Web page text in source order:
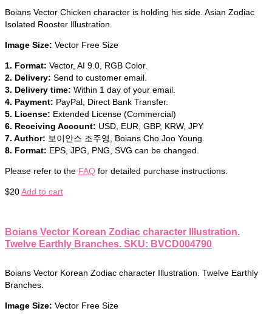
Boians Vector Chicken character is holding his side. Asian Zodiac
Isolated Rooster Illustration.
Image Size: Vector Free Size
1. Format: Vector, AI 9.0, RGB Color.
2. Delivery: Send to customer email.
3. Delivery time: Within 1 day of your email.
4. Payment: PayPal, Direct Bank Transfer.
5. License: Extended License (Commercial)
6. Receiving Account: USD, EUR, GBP, KRW, JPY
7. Author: 보이안스 조주영, Boians Cho Joo Young.
8. Format: EPS, JPG, PNG, SVG can be changed.
Please refer to the FAQ for detailed purchase instructions.
$20Add to cart
Boians Vector Korean Zodiac character Illustration.
Twelve Earthly Branches. SKU: BVCD004790
Boians Vector Korean Zodiac character Illustration. Twelve Earthly
Branches.
Image Size: Vector Free Size